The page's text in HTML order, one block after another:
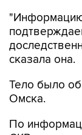
сказала она.
Тело было
Омска.
По